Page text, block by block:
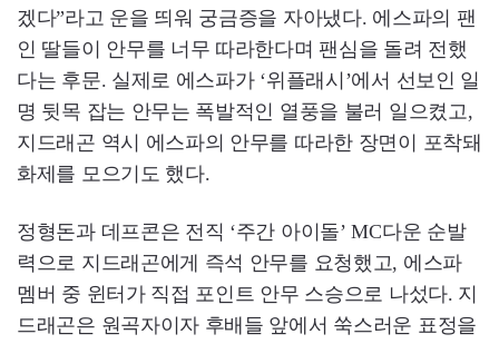
겠다”라고 운을 띄워 궁금증을 자아냈다. 에스파의 팬
인 딸들이 안무를 너무 따라한다며 팬심을 돌려 전했
다는 후문. 실제로 에스파가 ‘위플래시’에서 선보인 일
명 뒷목 잡는 안무는 폭발적인 열풍을 불러 일으켰고,
지드래곤 역시 에스파의 안무를 따라한 장면이 포착돼
화제를 모으기도 했다.
정형돈과 데프콘은 전직 ‘주간 아이돌’ MC다운 순발
력으로 지드래곤에게 즉석 안무를 요청했고, 에스파
멤버 중 윈터가 직접 포인트 안무 스승으로 나섰다. 지
드래곤은 원곡자이자 후배들 앞에서 쑥스러운 표정을